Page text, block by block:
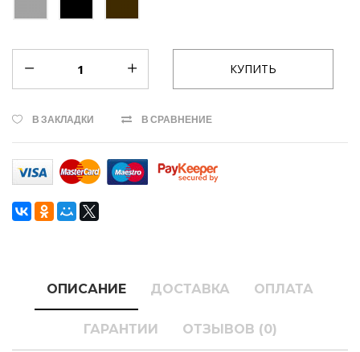
В ЗАКЛАДКИ В СРАВНЕНИЕ
ОПИСАНИЕ ДОСТАВКА ОПЛАТА
ГАРАНТИИ ОТЗЫВОВ (0)